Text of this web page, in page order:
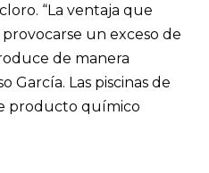
“La ventaja que
un exceso de
de manera
García. Las piscinas de
producto químico